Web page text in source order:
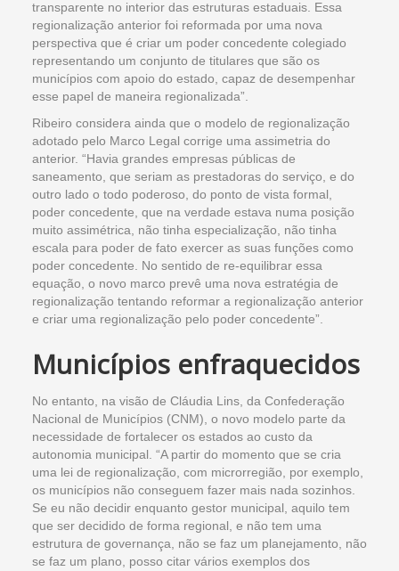
transparente no interior das estruturas estaduais. Essa
regionalização anterior foi reformada por uma nova
perspectiva que é criar um poder concedente colegiado
representando um conjunto de titulares que são os
municípios com apoio do estado, capaz de desempenhar
esse papel de maneira regionalizada”.
Ribeiro considera ainda que o modelo de regionalização
adotado pelo Marco Legal corrige uma assimetria do
anterior. “Havia grandes empresas públicas de
saneamento, que seriam as prestadoras do serviço, e do
outro lado o todo poderoso, do ponto de vista formal,
poder concedente, que na verdade estava numa posição
muito assimétrica, não tinha especialização, não tinha
escala para poder de fato exercer as suas funções como
poder concedente. No sentido de re-equilibrar essa
equação, o novo marco prevê uma nova estratégia de
regionalização tentando reformar a regionalização anterior
e criar uma regionalização pelo poder concedente”.
Municípios enfraquecidos
No entanto, na visão de Cláudia Lins, da Confederação
Nacional de Municípios (CNM), o novo modelo parte da
necessidade de fortalecer os estados ao custo da
autonomia municipal. “A partir do momento que se cria
uma lei de regionalização, com microrregião, por exemplo,
os municípios não conseguem fazer mais nada sozinhos.
Se eu não decidir enquanto gestor municipal, aquilo tem
que ser decidido de forma regional, e não tem uma
estrutura de governança, não se faz um planejamento, não
se faz um plano, posso citar vários exemplos dos